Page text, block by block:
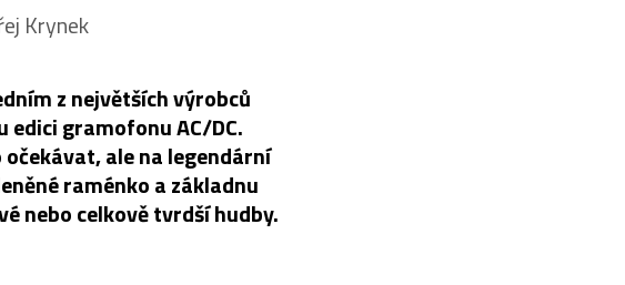
Krynek
z největších výrobců
gramofonu AC/DC.
ale na legendární
raménko a základnu
nebo celkově tvrdší hudby.